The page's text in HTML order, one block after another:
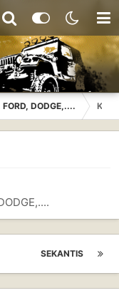
DODGE,....
SEKANTIS